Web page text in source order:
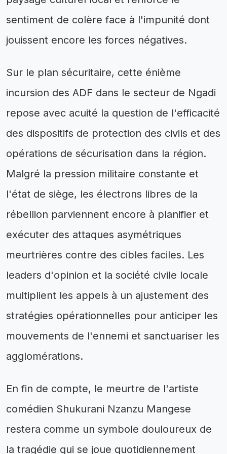
sentiment de colère face à l'impunité dont
jouissent encore les forces négatives.
Sur le plan sécuritaire, cette énième
incursion des ADF dans le secteur de Ngadi
repose avec acuité la question de l'efficacité
des dispositifs de protection des civils et des
opérations de sécurisation dans la région.
Malgré la pression militaire constante et
l'état de siège, les électrons libres de la
rébellion parviennent encore à planifier et
exécuter des attaques asymétriques
meurtrières contre des cibles faciles. Les
leaders d'opinion et la société civile locale
multiplient les appels à un ajustement des
stratégies opérationnelles pour anticiper les
mouvements de l'ennemi et sanctuariser les
agglomérations.
En fin de compte, le meurtre de l'artiste
comédien Shukurani Nzanzu Mangese
restera comme un symbole douloureux de
la tragédie qui se joue quotidiennement